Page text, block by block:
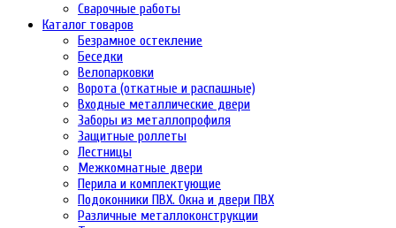
Сварочные работы
Каталог товаров
Безрамное остекление
Беседки
Велопарковки
Ворота (откатные и распашные)
Входные металлические двери
Заборы из металлопрофиля
Защитные роллеты
Лестницы
Межкомнатные двери
Перила и комплектующие
Подоконники ПВХ. Окна и двери ПВХ
Различные металлоконструкции